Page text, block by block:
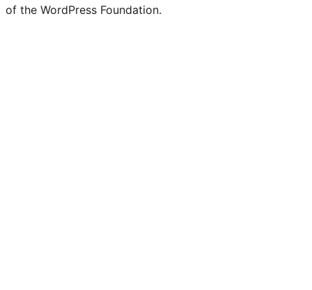
of the WordPress Foundation.